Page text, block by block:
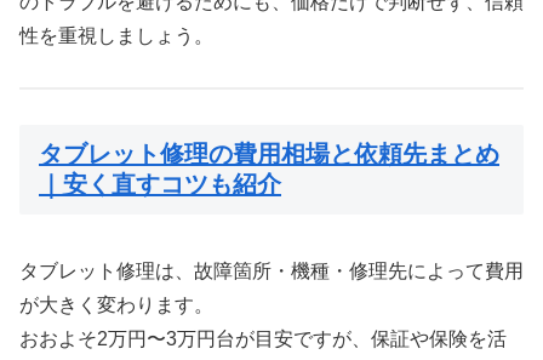
性を重視しましょう。
タブレット修理の費用相場と依頼先まとめ
｜安く直すコツも紹介
タブレット修理は、故障箇所・機種・修理先によって費用
が大きく変わります。
おおよそ2万円〜3万円台が目安ですが、保証や保険を活